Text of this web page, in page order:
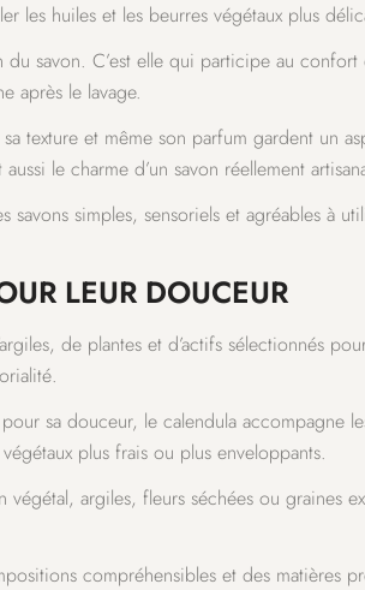
les huiles et les beurres végétaux plus
savon. C’est elle qui participe au confort
après le lavage.
texture et même son parfum gardent un
le charme d’un savon réellement
simples, sensoriels et agréables à
LEUR DOUCEUR
de plantes et d’actifs sélectionnés
sa douceur, le calendula accompagne
plus frais ou plus enveloppants.
argiles, fleurs séchées ou graines
compréhensibles et des matières